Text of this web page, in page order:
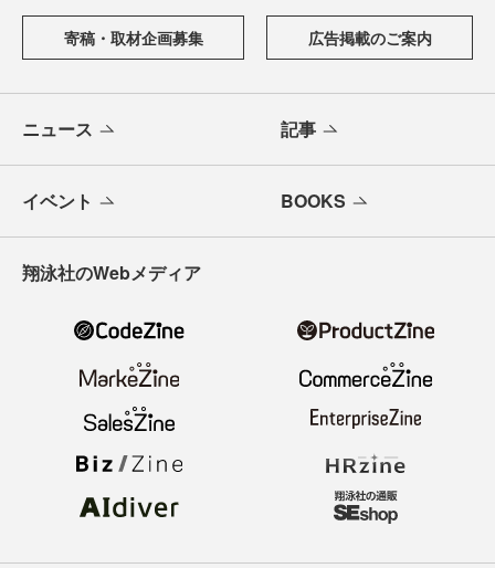
寄稿・取材企画募集 広告掲載のご案内
ニュース 記事
イベント BOOKS
翔泳社のWebメディア